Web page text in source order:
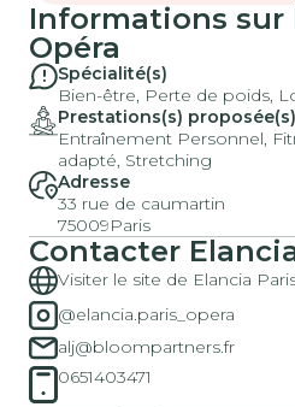
Informations sur
Opéra
Spécialité(s)
Bien-être, Perte de poids,
Prestations(s) proposée(s)
Entraînement Personnel,
adapté, Stretching
Adresse
33 rue de caumartin
75009Paris
Contacter
Visiter le site de Elancia
@elancia.paris_opera
alj@bloompartners.fr
0651403471